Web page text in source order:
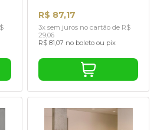
3x sem juros no cartão de R$
29,06
R$ 81,07 no boleto ou pix